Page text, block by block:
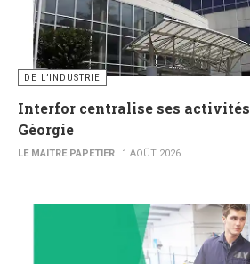
DE L’INDUSTRIE
Interfor centralise ses
Géorgie
LE MAITRE PAPETIER 1 AOÛT 2026